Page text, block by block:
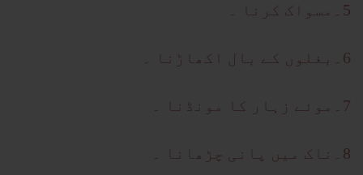
5۔مسواک کرنا ۔
6۔بغلوں کے بال اکھاڑنا ۔
7۔موئے زہار کا مونڈنا ۔
8۔ناک میں پانی چڑھانا ۔